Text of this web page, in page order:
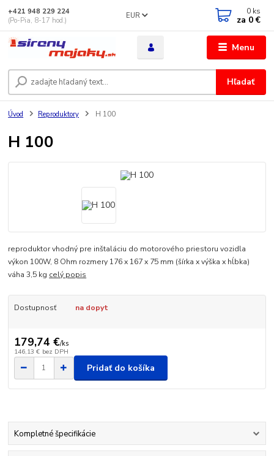
Menu
EUR
Hľadať
+421 948 229 224
(Po-Pia, 8-17 hod.)
0 ks
za 0 €
Úvod Reproduktory H 100
H 100
reproduktor vhodný pre inštaláciu do motorového priestoru vozidla
výkon 100W, 8 Ohm rozmery 176 x 167 x 75 mm (šírka x výška x hĺbka)
váha 3,5 kg celý popis
Dostupnosť na dopyt
179,74 €/ks
146,13 € bez DPH
Pridať do košíka
Kompletné špecifikácie